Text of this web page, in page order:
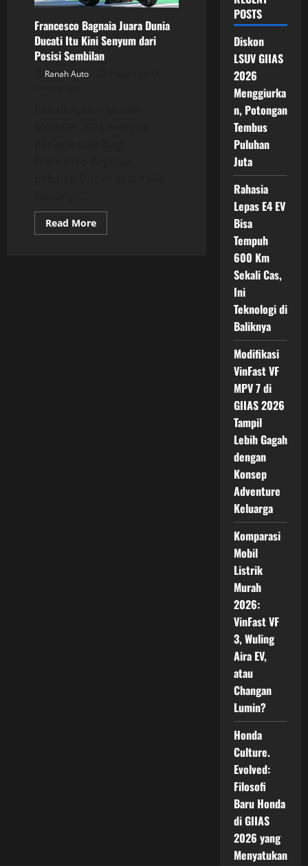
Francesco Bagnaia Juara Dunia
Ducati Itu Kini Senyum dari
Posisi Sembilan
Ranah Auto
Read MoreRead
more
POSTS
Diskon
LSUV GIIAS
2026
Menggiurka
n, Potongan
Tembus
Puluhan
Juta
Rahasia
Lepas E4 EV
Bisa
Tempuh
600 Km
Sekali Cas,
Ini
Teknologi di
Baliknya
Modifikasi
VinFast VF
MPV 7 di
GIIAS 2026
Tampil
Lebih Gagah
dengan
Konsep
Adventure
Keluarga
Komparasi
Mobil
Listrik
Murah
2026:
VinFast VF
3, Wuling
Aira EV,
atau
Changan
Lumin?
Honda
Culture.
Evolved:
Filosofi
Baru Honda
di GIIAS
2026 yang
Menyatukan